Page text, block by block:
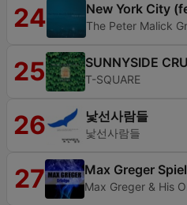
24 New York City
The Peter Malick
25 SUNNYSIDE
T-SQUARE
26 낯선사람들
낯선사람들
27 Max Greger
Max Greger & His